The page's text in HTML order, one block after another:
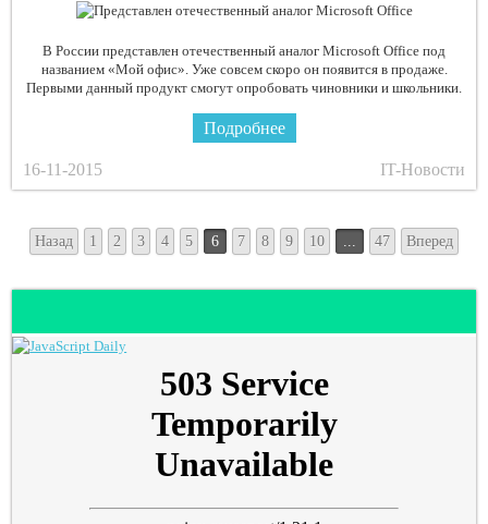
В России представлен отечественный аналог Microsoft Office под
названием «Мой офис». Уже совсем скоро он появится в продаже.
Первыми данный продукт смогут опробовать чиновники и школьники.
Подробнее
16-11-2015 IT-Новости
Назад 1 2 3 4 5 6 7 8 9 10 47 Вперед